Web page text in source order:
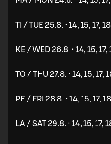
TI / TUE 25.8. • 14, 15, 17,
KE / WED 26.8. • 14, 15, 17,
TO / THU 27.8. • 14, 15, 17,
PE / FRI 28.8. • 14, 15, 17,
LA / SAT 29.8. • 14, 15, 17,